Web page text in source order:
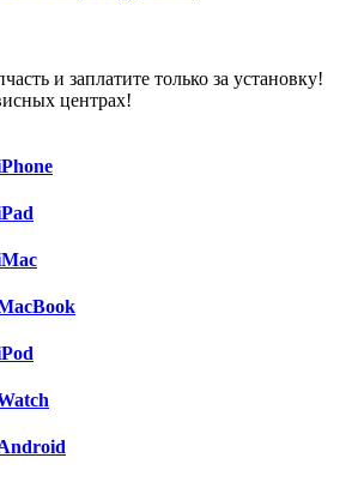
и заплатите только за установку!
центрах!